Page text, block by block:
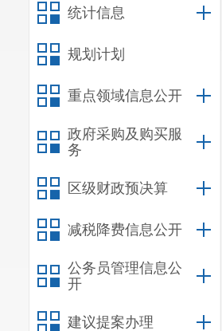
统计信息
规划计划
重点领域信息公开
政府采购及购买服
务
区级财政预决算
减税降费信息公开
公务员管理信息公
开
建议提案办理